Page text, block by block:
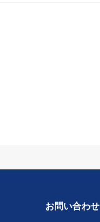
お問い合わせ